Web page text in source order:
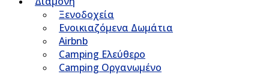
Ξενοδοχεία
Ενοικιαζόμενα Δωμάτια
Airbnb
Camping Ελεύθερο
Camping Οργανωμένο